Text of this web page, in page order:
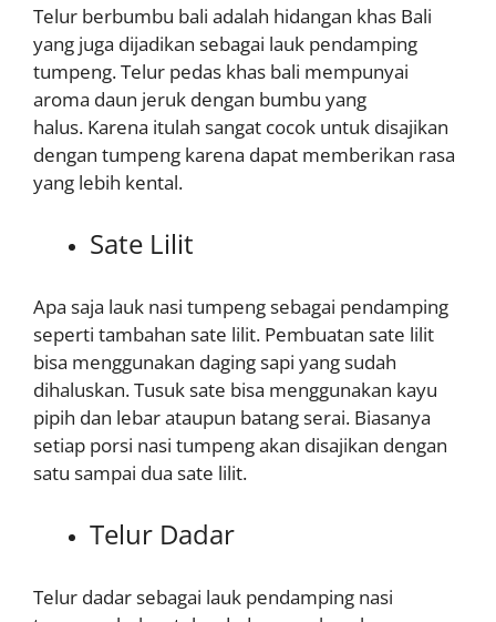
Telur berbumbu bali adalah hidangan khas Bali
yang juga dijadikan sebagai lauk pendamping
tumpeng. Telur pedas khas bali mempunyai
aroma daun jeruk dengan bumbu yang
halus. Karena itulah sangat cocok untuk disajikan
dengan tumpeng karena dapat memberikan rasa
yang lebih kental.
Sate Lilit
Apa saja lauk nasi tumpeng sebagai pendamping
seperti tambahan sate lilit. Pembuatan sate lilit
bisa menggunakan daging sapi yang sudah
dihaluskan. Tusuk sate bisa menggunakan kayu
pipih dan lebar ataupun batang serai. Biasanya
setiap porsi nasi tumpeng akan disajikan dengan
satu sampai dua sate lilit.
Telur Dadar
Telur dadar sebagai lauk pendamping nasi